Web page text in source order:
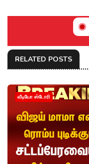
RELATED POSTS
வீடியோ ஸ்டோரி